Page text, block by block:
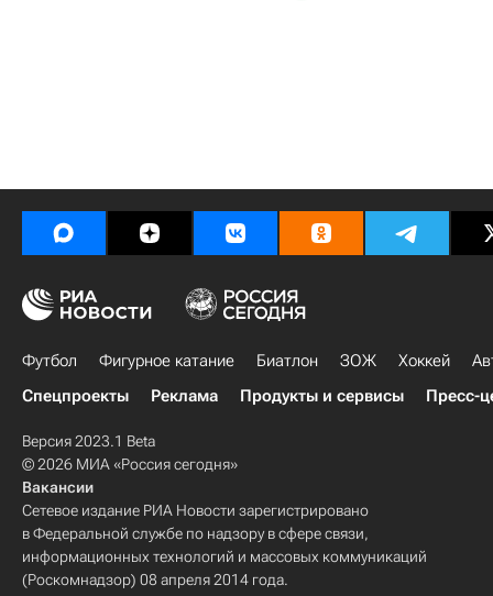
Футбол Фигурное катание Биатлон ЗОЖ Хоккей
Спецпроекты
Реклама Продукты и сервисы Пресс-
Версия 2023.1 Beta
© 2026 МИА «Россия сегодня»
Вакансии
Сетевое издание РИА Новости зарегистрировано
в Федеральной службе по надзору в сфере связи,
информационных технологий и массовых коммуникаций
(Роскомнадзор) 08 апреля 2014 года.